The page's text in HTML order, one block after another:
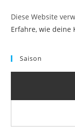
Diese Website
Erfahre, wie deine
Saison